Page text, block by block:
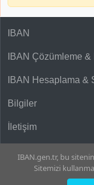
IBAN
IBAN Çözümleme
IBAN Hesaplama &
Bilgiler
İletişim
IBAN.gen.tr, bu
Sitemizi